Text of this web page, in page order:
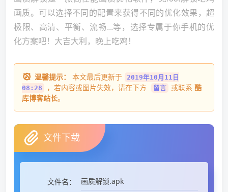
画质。可以选择不同的配置来获得不同的优化效果，超
极限、高清、平衡、流畅...等，选择专属于你手机的优
化方案吧！大吉大利，晚上吃鸡！
温馨提示： 本文最后更新于 2019年10月11日
08:28
，若内容或图片失效，请在下方 留言 或联系 酷
库博客站长。
文件下载
文件名：
画质解锁.apk